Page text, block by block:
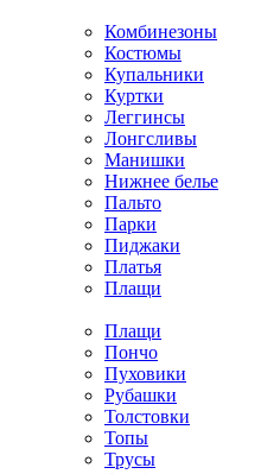
Комбинезоны
Костюмы
Купальники
Куртки
Леггинсы
Лонгсливы
Манишки
Нижнее белье
Пальто
Парки
Пиджаки
Платья
Плащи
Плащи
Пончо
Пуховики
Рубашки
Толстовки
Топы
Трусы